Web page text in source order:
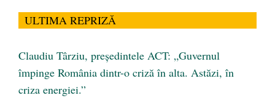
ULTIMA REPRIZĂ
Claudiu Târziu, președintele ACT: „Guvernul
împinge România dintr-o criză în alta. Astăzi, în
criza energiei.”